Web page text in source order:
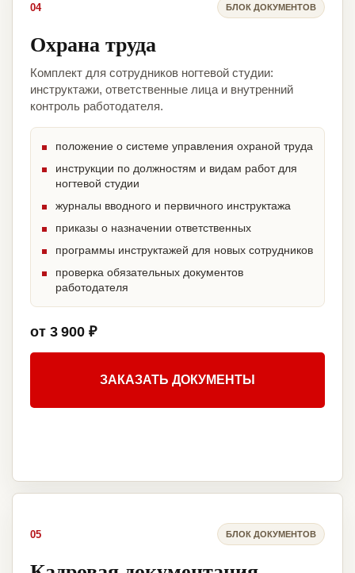
04 БЛОК ДОКУМЕНТОВ
Охрана труда
Комплект для сотрудников ногтевой студии:
инструктажи, ответственные лица и внутренний
контроль работодателя.
положение о системе управления охраной труда
инструкции по должностям и видам работ для
ногтевой студии
журналы вводного и первичного инструктажа
приказы о назначении ответственных
программы инструктажей для новых сотрудников
проверка обязательных документов
работодателя
от 3 900 ₽
ЗАКАЗАТЬ ДОКУМЕНТЫ
05 БЛОК ДОКУМЕНТОВ